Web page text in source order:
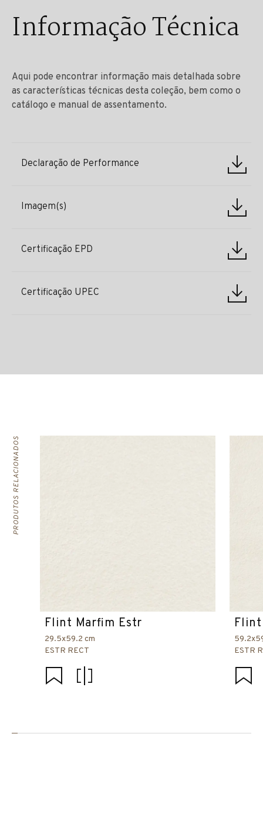
Informação Técnica
Aqui pode encontrar informação mais detalhada sobre
as características técnicas desta coleção, bem como o
catálogo e manual de assentamento.
Declaração de Performance
Imagem(s)
Certificação EPD
Certificação UPEC
PRODUTOS RELACIONADOS
Flint Marfim Estr
29.5x59.2 cm
ESTR RECT
ESTR